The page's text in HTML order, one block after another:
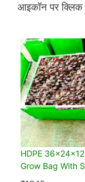
आइकॉन पर
HDPE
Grow Bag With
Pvc Pipes Extra